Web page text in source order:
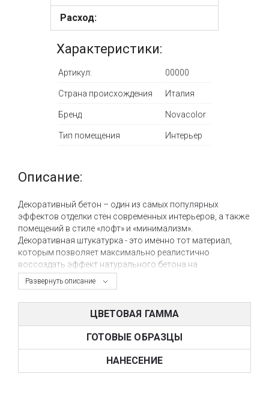
Расход:
Характеристики:
Артикул: 00000
Страна происхождения Италия
Бренд Novacolor
Тип помещения Интерьер
Развернуть описание
Описание:
Декоративный бетон – один из самых популярных
эффектов отделки стен современных интерьеров, а также
помещений в стиле «лофт» и «минимализм».
Декоративная штукатурка - это именно тот материал,
которым позволяет максимально реалистично
воссоздать эффект натурального бетона на
поверхностях в интерьере и на фасаде. Возможность
колеровки штукатурки дает возможность варьировать
финишный цвет готового декора и дает возможность
применять декоративную штукатурку под бетон в
интерьере любого назначения.
Фактурная штукатурка Marmur Fine – это очень
популярная декоративная штукатурка из ассортимента
ЦВЕТОВАЯ ГАММА
ГОТОВЫЕ ОБРАЗЦЫ
НАНЕСЕНИЕ